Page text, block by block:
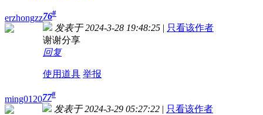
erzhongzz76#
发表于 2024-3-28 19:48:25 | 只看该作者
谢谢分享
回复
使用道具 举报
ming012077#
发表于 2024-3-29 05:27:22 | 只看该作者